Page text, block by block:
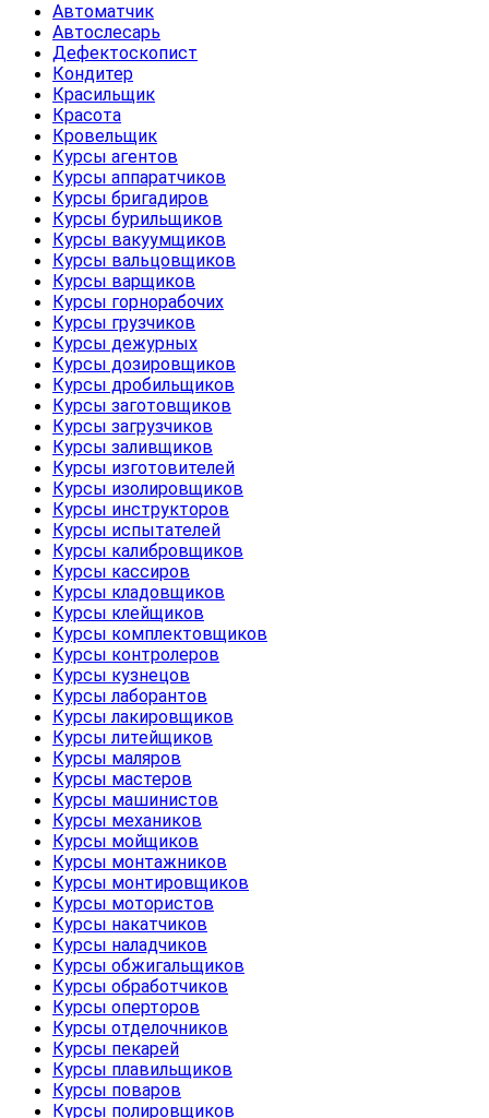
Автоматчик
Автослесарь
Дефектоскопист
Кондитер
Красильщик
Красота
Кровельщик
Курсы агентов
Курсы аппаратчиков
Курсы бригадиров
Курсы бурильщиков
Курсы вакуумщиков
Курсы вальцовщиков
Курсы варщиков
Курсы горнорабочих
Курсы грузчиков
Курсы дежурных
Курсы дозировщиков
Курсы дробильщиков
Курсы заготовщиков
Курсы загрузчиков
Курсы заливщиков
Курсы изготовителей
Курсы изолировщиков
Курсы инструкторов
Курсы испытателей
Курсы калибровщиков
Курсы кассиров
Курсы кладовщиков
Курсы клейщиков
Курсы комплектовщиков
Курсы контролеров
Курсы кузнецов
Курсы лаборантов
Курсы лакировщиков
Курсы литейщиков
Курсы маляров
Курсы мастеров
Курсы машинистов
Курсы механиков
Курсы мойщиков
Курсы монтажников
Курсы монтировщиков
Курсы мотористов
Курсы накатчиков
Курсы наладчиков
Курсы обжигальщиков
Курсы обработчиков
Курсы оперторов
Курсы отделочников
Курсы пекарей
Курсы плавильщиков
Курсы поваров
Курсы полировщиков